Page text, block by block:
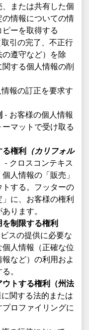
または共有した個
情報についての情
ーを取得する
引の完了、不正行
遵守など）を除
する個人情報の削
報の訂正を要求す
- お客様の個人情報
マットで受け取る
権利
（カリフォル
- クロスコンテキス
人情報の「販売」
する。フッターの
」に、お客様の権利
ります。
制限する権利
スの提供に必要な
人情報（正確な位
など）の利用およ
。
トする権利（州法
関する法的または
ロファイリングに